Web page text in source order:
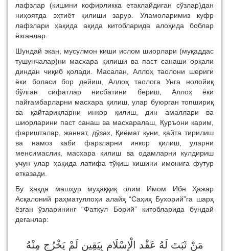
лафзлар (кишини кофирликка етаклайдиган сўзлар)дан
ниҳоятда эҳтиёт қилиши зарур. Уламоларимиз куфр
лафзлари ҳақида ақида китобларида алоҳида боблар
ёзганлар.
Шундай экан, мусулмон киши ислом шиорлари (муқаддас
тушунчалар)ни масхара қилиши ва паст санаши орқали
диндан чиқиб қолади. Масалан, Аллоҳ таолони шериги
ёки боласи бор дейиш, Аллоҳ таолога Унга нолойиқ
бўлган сифатлар нисбатини бериш, Аллоҳ ёки
пайғамбарларни масхара қилиш, улар буюрган топшириқ
ва қайтариқларни инкор қилиш, дин амаллари ва
шиорларини паст санаш ва масхаралаш, Қуръони карим,
фаришталар, жаннат, дўзах, Қиёмат куни, қайта тирилиш
ва намоз каби фарзларни инкор қилиш, уларни
менсимаслик, масхара қилиш ва одамларни кулдириш
учун улар ҳақида латифа тўқиш кишини имонига футур
етказади.
Бу ҳақда машҳур муҳаққиқ олим Имом Ибн Ҳажар
Асқалоний раҳматуллоҳи алайҳ “Саҳиҳ Бухорий”га шарҳ
ёзган ўзларининг “Фатҳул Борий” китобларида бундай
деганлар:
مَنْ ثَبَتَ لَهُ عَقْد الْإِسْلَام بِيَقِينٍ لَمْ يَخْرُج مِنْهُ